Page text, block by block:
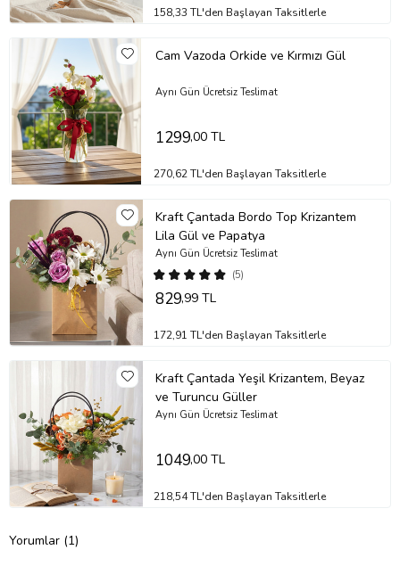
158,33 TL'den Başlayan Taksitlerle
Cam Vazoda Orkide ve Kırmızı Gül
Aynı Gün Ücretsiz Teslimat
1299,00 TL
270,62 TL'den Başlayan Taksitlerle
Kraft Çantada Bordo Top Krizantem
Lila Gül ve Papatya
(5)
Aynı Gün Ücretsiz Teslimat
829,99 TL
172,91 TL'den Başlayan Taksitlerle
Kraft Çantada Yeşil Krizantem, Beyaz
ve Turuncu Güller
Aynı Gün Ücretsiz Teslimat
1049,00 TL
218,54 TL'den Başlayan Taksitlerle
Yorumlar (1)